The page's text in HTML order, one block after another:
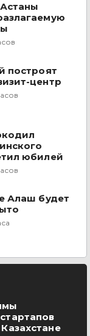
построят
центр
юбилей
Алаш будет